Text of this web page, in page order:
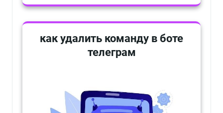
как удалить команду в боте
телеграм